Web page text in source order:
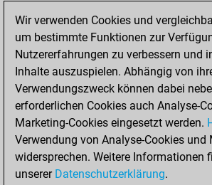
You achieved a
BeautyScore of 32
Fritz
achieved a new Elo
of 1566
Donnerstag,
Januar 18, 2024
You created
Wir verwenden Cookies und
um bestimmte Funktionen zur
Nutzererfahrungen zu verbessern und
Inhalte auszuspielen. Abhängig von
Verwendungszweck können dabei
erforderlichen Cookies auch Analyse-
Marketing-Cookies eingesetzt werden.
Verwendung von Analyse-Cookies und
widersprechen. Weitere Informationen
unserer Datenschutzerklärung.